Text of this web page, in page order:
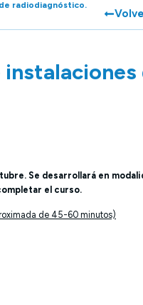
radiodiagnóstico.
Se desarrollará en
el curso.
de 45-60 minutos)